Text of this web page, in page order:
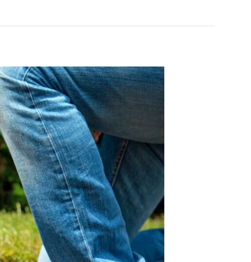
|
غني
عنها